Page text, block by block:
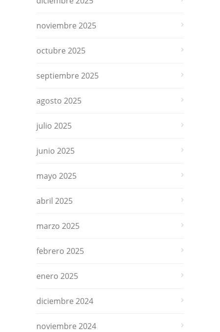
noviembre 2025
octubre 2025
septiembre 2025
agosto 2025
julio 2025
junio 2025
mayo 2025
abril 2025
marzo 2025
febrero 2025
enero 2025
diciembre 2024
noviembre 2024